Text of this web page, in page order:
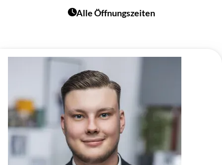
Alle Öffnungszeiten